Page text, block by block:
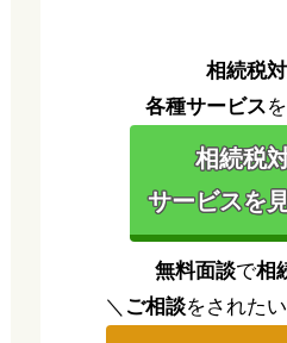
相続税
各種サービス
相続税
サービスを
無料面談で相
＼ ご相談をされた